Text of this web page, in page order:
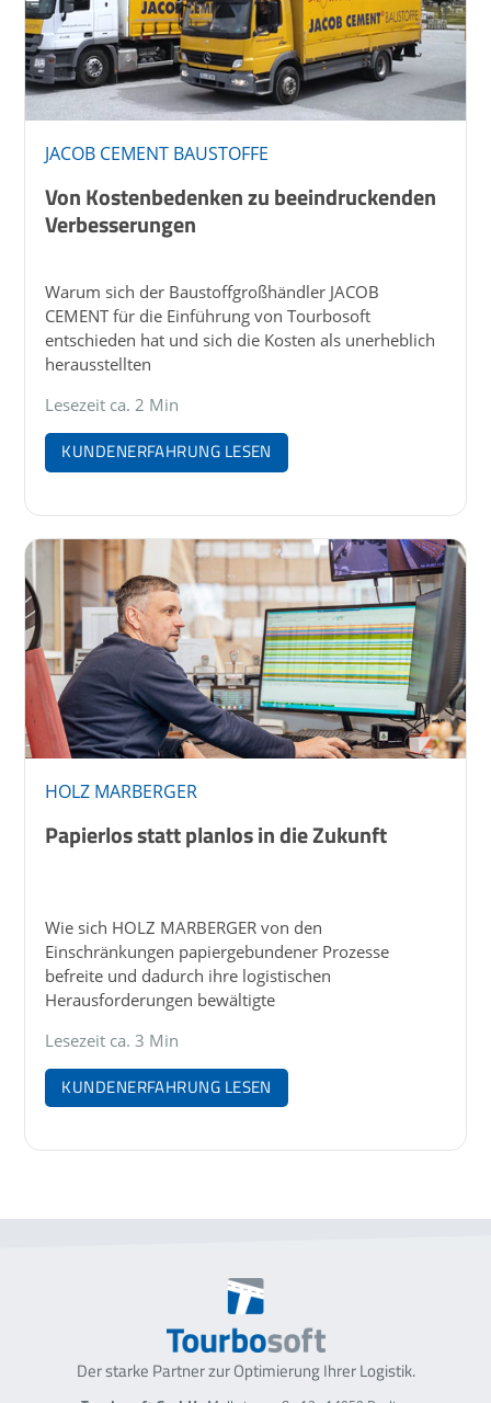
JACOB CEMENT BAUSTOFFE
Von Kostenbedenken zu beeindruckenden
Verbesserungen
Warum sich der Baustoffgroßhändler JACOB
CEMENT für die Einführung von Tourbosoft
entschieden hat und sich die Kosten als unerheblich
herausstellten
Lesezeit ca. 2 Min
KUNDENERFAHRUNG LESEN
HOLZ MARBERGER
Papierlos statt planlos in die Zukunft
Wie sich HOLZ MARBERGER von den
Einschränkungen papiergebundener Prozesse
befreite und dadurch ihre logistischen
Herausforderungen bewältigte
Lesezeit ca. 3 Min
KUNDENERFAHRUNG LESEN
Der starke Partner zur OptimierungIhrer Logistik.